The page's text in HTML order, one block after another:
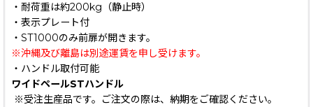
・耐荷重は約200kg（静止時）
・表示プレート付
・ST1000のみ前扉が開きます。
※沖縄及び離島は別途運賃を申し受けます。
・ハンドル取付可能
ワイドペールSTハンドル
※受注生産品です。ご注文の際は、納期をご確認ください。